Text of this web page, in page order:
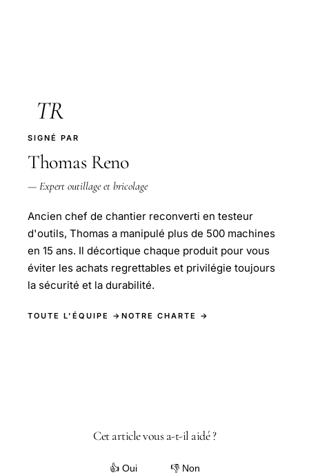
TR
SIGNÉ PAR
Thomas Reno
— Expert outillage et bricolage
Ancien chef de chantier reconverti en testeur
d'outils, Thomas a manipulé plus de 500 machines
en 15 ans. Il décortique chaque produit pour vous
éviter les achats regrettables et privilégie toujours
la sécurité et la durabilité.
TOUTE L'ÉQUIPE → NOTRE CHARTE →
Cet article vous a-t-il aidé ?
👍 Oui 👎 Non